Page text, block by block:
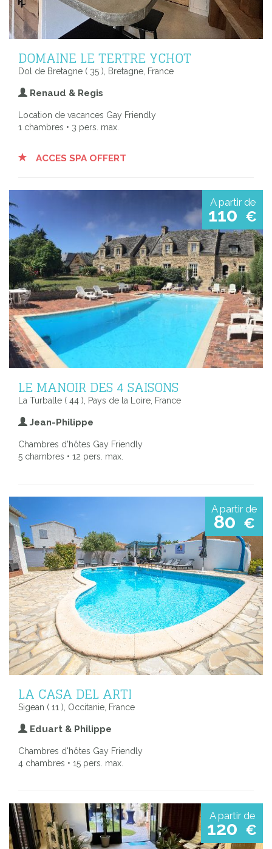
DOMAINE LE TERTRE YCHOT
Dol de Bretagne ( 35 ), Bretagne, France
Renaud & Regis
Location de vacances Gay Friendly
1 chambres • 3 pers. max.
ACCES SPA OFFERT
A partir de
110 €
LE MANOIR DES 4 SAISONS
La Turballe ( 44 ), Pays de la Loire, France
Jean-Philippe
Chambres d'hôtes Gay Friendly
5 chambres • 12 pers. max.
A partir de
80 €
LA CASA DEL ARTI
Sigean ( 11 ), Occitanie, France
Eduart & Philippe
Chambres d'hôtes Gay Friendly
4 chambres • 15 pers. max.
A partir de
120 €